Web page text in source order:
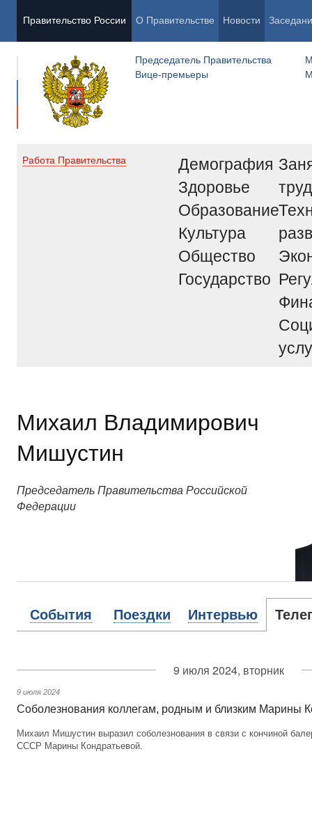
Правительство России О Правительстве Новости
Председатель Правительства
Вице-премьеры
Работа Правительства
Демография
Здоровье
Образование
Культура
Общество
Государство
труд
Михаил Владимирович
Мишустин
Председатель Правительства Российской
Федерации
События Поездки Интервью
9 июля 2024, вторник
9 июля 2024
Соболезнования коллегам, родным и близким Марины
Михаил Мишустин выразил соболезнования в связи с кончиной
СССР Марины Кондратьевой.